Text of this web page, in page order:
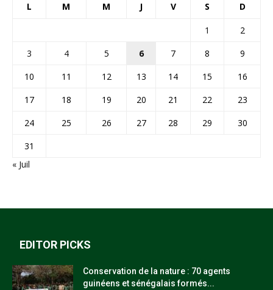
L M M J V S D
1
2
3
4 5 6 7 8
9
10
11 12 13 14 15
16
17
18 19 20 21 22
23
24
25 26 27 28 29
30
31
« Juil
EDITOR PICKS
Conservation de la nature : 70 agents
guinéens et sénégalais formés...